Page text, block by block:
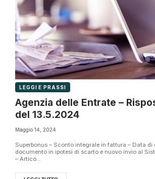
LEGGI E PRASSI
Agenzia delle Entrate –
del 13.5.2024
Maggio 14, 2024
Superbonus – Sconto integrale in fattura – Data di
documento in ipotesi di scarto e nuovo invio al
– Artico...